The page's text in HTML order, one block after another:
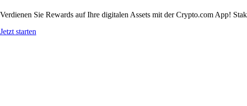
Verdienen Sie Rewards auf Ihre digitalen Assets mit der Crypto.com App!
Jetzt starten